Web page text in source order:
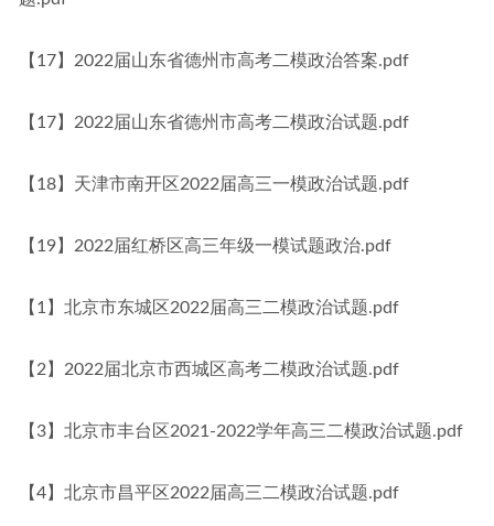
【17】2022届山东省德州市高考二模政治答案.pdf
【17】2022届山东省德州市高考二模政治试题.pdf
【18】天津市南开区2022届高三一模政治试题.pdf
【19】2022届红桥区高三年级一模试题政治.pdf
【1】北京市东城区2022届高三二模政治试题.pdf
【2】2022届北京市西城区高考二模政治试题.pdf
【3】北京市丰台区2021-2022学年高三二模政治试题.pdf
【4】北京市昌平区2022届高三二模政治试题.pdf